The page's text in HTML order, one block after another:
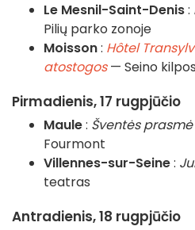
Le Mesnil-Saint-Denis:
Pilių parko zonoje
Moisson: Hôtel
atostogos— Seino
Pirmadienis, 17 rugpjūčio
Maule: Šventės prasmė
Fourmont
Villennes-sur-Seine:
teatras
Antradienis, 18 rugpjūčio